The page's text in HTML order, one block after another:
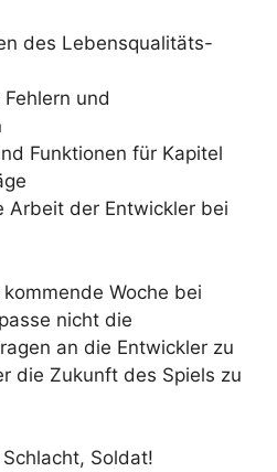
des Lebensqualitäts-
und
Funktionen für Kapitel
Arbeit der Entwickler bei
Woche bei
nicht die
an die Entwickler zu
die Zukunft des Spiels zu
Soldat!